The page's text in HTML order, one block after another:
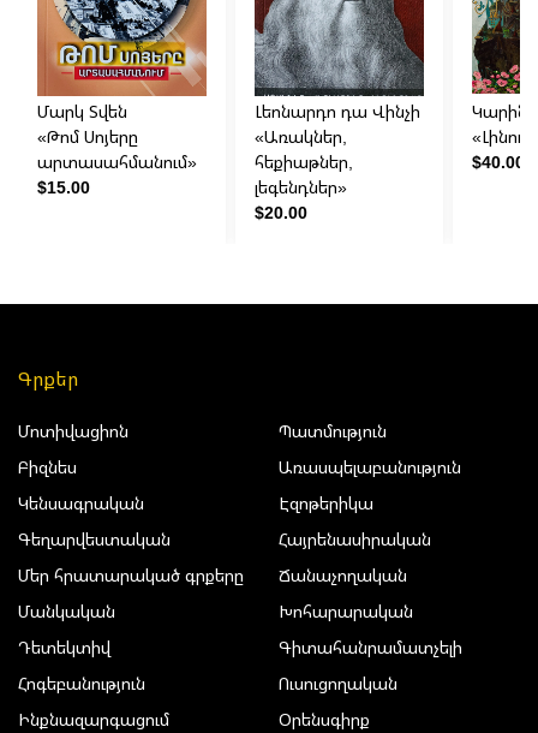
Մարկ Տվեն
«Թոմ Սոյերը
արտասահմանում»
$15.00
Լեոնարդո դա Վինչի
«Առակներ,
հեքիաթներ,
լեգենդներ»
$20.00
«Լինում
$40.00
Գրքեր
Մոտիվացիոն
Բիզնես
Կենսագրական
Գեղարվեստական
Մեր հրատարակած գրքերը
Մանկական
Դետեկտիվ
Հոգեբանություն
Ինքնազարգացում
Պատմություն
Առասպելաբանություն
Էզոթերիկա
Հայրենասիրական
Ճանաչողական
Խոհարարական
Գիտահանրամատչելի
Ուսուցողական
Օրենսգիրք